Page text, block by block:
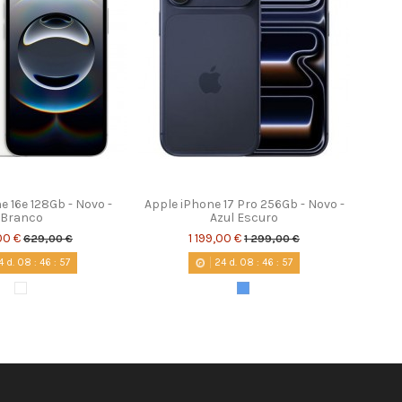
16e 128Gb - Novo -
Branco
€ 629,00 €
d. 08: 46: 56
Branco
Apple iPhone 17 Pro 256Gb - Novo -
Azul Escuro
1 199,00 € 1 299,00 €
24d. 08: 46: 56
Azul